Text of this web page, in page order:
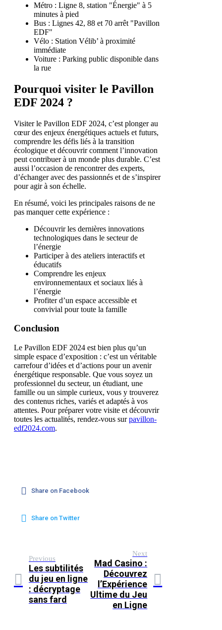
Métro : Ligne 8, station "Énergie" à 5
minutes à pied
Bus : Lignes 42, 88 et 70 arrêt "Pavillon
EDF"
Vélo : Station Vélib’ à proximité
immédiate
Voiture : Parking public disponible dans
la rue
Pourquoi visiter le Pavillon
EDF 2024 ?
Visiter le Pavillon EDF 2024, c’est plonger au
cœur des enjeux énergétiques actuels et futurs,
comprendre les défis liés à la transition
écologique et découvrir comment l’innovation
peut contribuer à un monde plus durable. C’est
aussi l’occasion de rencontrer des experts,
d’échanger avec des passionnés et de s’inspirer
pour agir à son échelle.
En résumé, voici les principales raisons de ne
pas manquer cette expérience :
Découvrir les dernières innovations
technologiques dans le secteur de
l’énergie
Participer à des ateliers interactifs et
éducatifs
Comprendre les enjeux
environnementaux et sociaux liés à
l’énergie
Profiter d’un espace accessible et
convivial pour toute la famille
Conclusion
Le Pavillon EDF 2024 est bien plus qu’un
simple espace d’exposition : c’est un véritable
carrefour d’idées et d’actions pour un avenir
énergétique responsable. Que vous soyez un
professionnel du secteur, un étudiant, une
famille ou un simple curieux, vous y trouverez
des contenus riches, variés et adaptés à vos
attentes. Pour préparer votre visite et découvrir
toutes les actualités, rendez-vous surpavillon-
edf2024.com.
Share on Facebook
Share on Twitter
Previous
Les subtilités
du jeu en ligne
: décryptage
sans fard
Next
Mad Casino :
Découvrez
l’Expérience
Ultime du Jeu
en Ligne